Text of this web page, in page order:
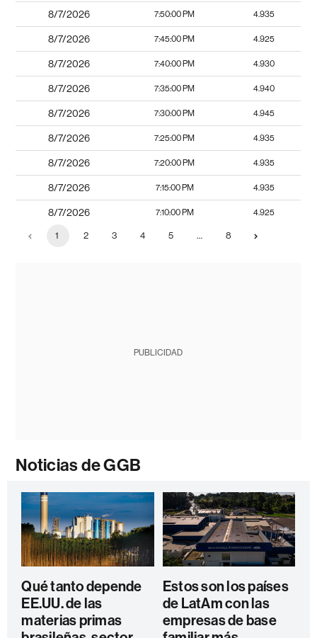
8/7/2026 7:50:00 PM 4.935
8/7/2026 7:45:00 PM 4.925
8/7/2026 7:40:00 PM 4.930
8/7/2026 7:35:00 PM 4.940
8/7/2026 7:30:00 PM 4.945
8/7/2026 7:25:00 PM 4.935
8/7/2026 7:20:00 PM 4.935
8/7/2026 7:15:00 PM 4.935
8/7/2026 7:10:00 PM 4.925
1 2 3 4 5 … 8
PUBLICIDAD
Noticias de GGB
Qué tanto depende
EE.UU. de las
materias primas
Estos son los países
de LatAm con las
empresas de base